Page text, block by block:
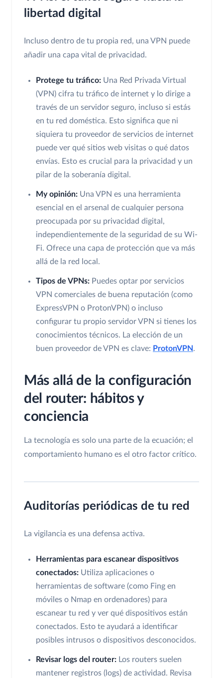
libertad digital
Incluso dentro de tu propia red, una VPN puede
añadir una capa vital de privacidad.
Protege tu tráfico: Una Red Privada Virtual
(VPN) cifra tu tráfico de internet y lo dirige a
través de un servidor seguro, incluso si estás
en tu red doméstica. Esto significa que ni
siquiera tu proveedor de servicios de internet
puede ver qué sitios web visitas o qué datos
envías. Esto es crucial para la privacidad y un
pilar de la soberanía digital.
My opinión: Una VPN es una herramienta
esencial en el arsenal de cualquier persona
preocupada por su privacidad digital,
independientemente de la seguridad de su Wi-
Fi. Ofrece una capa de protección que va más
allá de la red local.
Tipos de VPNs: Puedes optar por servicios
VPN comerciales de buena reputación (como
ExpressVPN o ProtonVPN) o incluso
configurar tu propio servidor VPN si tienes los
conocimientos técnicos. La elección de un
buen proveedor de VPN es clave: ProtonVPN.
Más allá de la configuración
del router: hábitos y
conciencia
La tecnología es solo una parte de la ecuación; el
comportamiento humano es el otro factor crítico.
Auditorías periódicas de tu red
La vigilancia es una defensa activa.
Herramientas para escanear dispositivos
conectados: Utiliza aplicaciones o
herramientas de software (como Fing en
móviles o Nmap en ordenadores) para
escanear tu red y ver qué dispositivos están
conectados. Esto te ayudará a identificar
posibles intrusos o dispositivos desconocidos.
Revisar logs del router: Los routers suelen
mantener registros (logs) de actividad. Revisa